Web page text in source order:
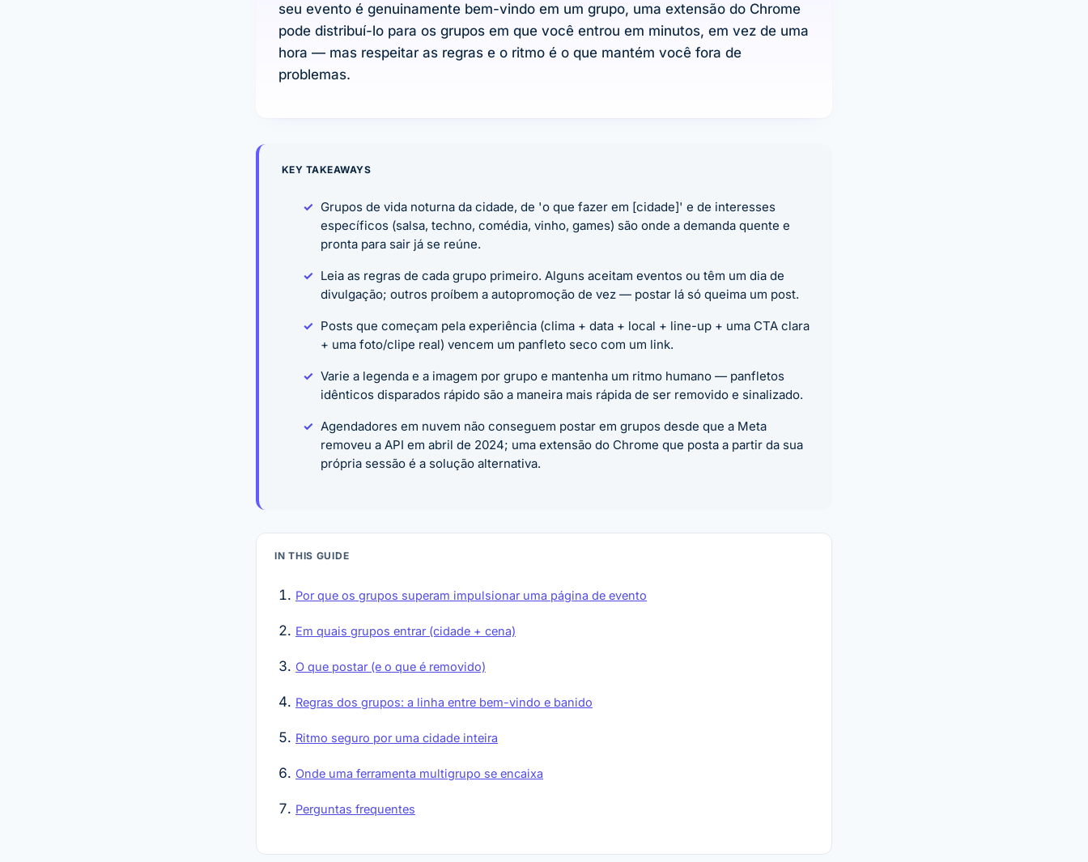
seu evento é genuinamente bem-vindo em um grupo, uma extensão do Chrome
pode distribuí-lo para os grupos em que você entrou em minutos, em vez de uma
hora — mas respeitar as regras e o ritmo é o que mantém você fora de
problemas.
KEY TAKEAWAYS
Grupos de vida noturna da cidade, de 'o que fazer em [cidade]' e de interesses
específicos (salsa, techno, comédia, vinho, games) são onde a demanda quente e
pronta para sair já se reúne.
Leia as regras de cada grupo primeiro. Alguns aceitam eventos ou têm um dia de
divulgação; outros proíbem a autopromoção de vez — postar lá só queima um post.
Posts que começam pela experiência (clima + data + local + line-up + uma CTA clara
+ uma foto/clipe real) vencem um panfleto seco com um link.
Varie a legenda e a imagem por grupo e mantenha um ritmo humano — panfletos
idênticos disparados rápido são a maneira mais rápida de ser removido e sinalizado.
Agendadores em nuvem não conseguem postar em grupos desde que a Meta
removeu a API em abril de 2024; uma extensão do Chrome que posta a partir da sua
própria sessão é a solução alternativa.
IN THIS GUIDE
Por que os grupos superam impulsionar uma página de evento
Em quais grupos entrar (cidade + cena)
O que postar (e o que é removido)
Regras dos grupos: a linha entre bem-vindo e banido
Ritmo seguro por uma cidade inteira
Onde uma ferramenta multigrupo se encaixa
Perguntas frequentes